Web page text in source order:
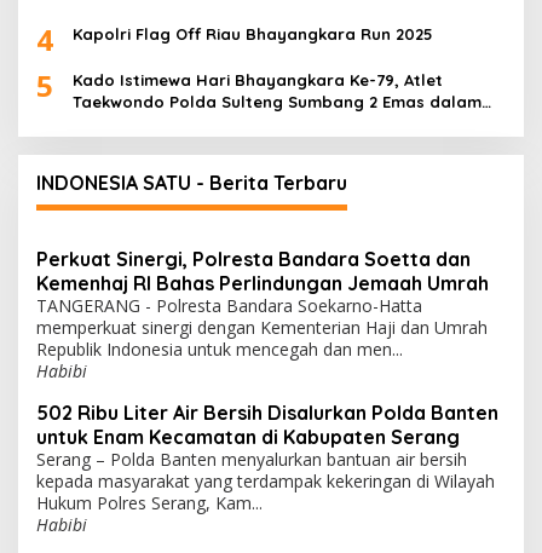
4 Kapolri Flag Off Riau Bhayangkara Run 2025
5
Kado Istimewa Hari Bhayangkara Ke-79, Atlet
Taekwondo Polda Sulteng Sumbang 2 Emas dalam
INDONESIA SATU - Berita Terbaru
Perkuat Sinergi, Polresta Bandara Soetta dan
Kemenhaj RI Bahas Perlindungan Jemaah Umrah
TANGERANG - Polresta Bandara Soekarno-Hatta
memperkuat sinergi dengan Kementerian Haji dan Umrah
Republik Indonesia untuk mencegah dan men...
Habibi
502 Ribu Liter Air Bersih Disalurkan Polda Banten
untuk Enam Kecamatan di Kabupaten Serang
Serang – Polda Banten menyalurkan bantuan air bersih
kepada masyarakat yang terdampak kekeringan di Wilayah
Hukum Polres Serang, Kam...
Habibi